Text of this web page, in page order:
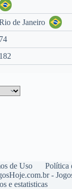
de Janeiro
74
182
de Uso
Política
-
e estatisticas